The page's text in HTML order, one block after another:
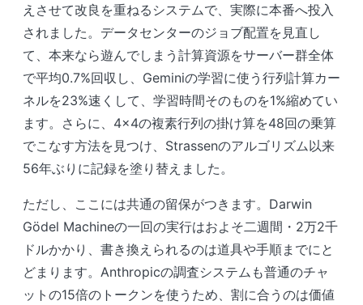
えさせて改良を重ねるシステムで、実際に本番へ投入
されました。データセンターのジョブ配置を見直し
て、本来なら遊んでしまう計算資源をサーバー群全体
で平均0.7%回収し、Geminiの学習に使う行列計算カー
ネルを23%速くして、学習時間そのものを1%縮めてい
ます。さらに、4×4の複素行列の掛け算を48回の乗算
でこなす方法を見つけ、Strassenのアルゴリズム以来
56年ぶりに記録を塗り替えました。
ただし、ここには共通の留保がつきます。Darwin
Gödel Machineの一回の実行はおよそ二週間・2万2千
ドルかかり、書き換えられるのは道具や手順までにと
どまります。Anthropicの調査システムも普通のチャ
ットの15倍のトークンを使うため、割に合うのは価値